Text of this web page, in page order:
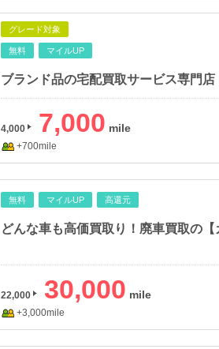
グレード対象
無料 マイルUP
ブランド品の宅配買取サービス専門店
4,000 7,000
+700mile
無料 マイルUP 高還元
22,000 30,000
+3,000mile